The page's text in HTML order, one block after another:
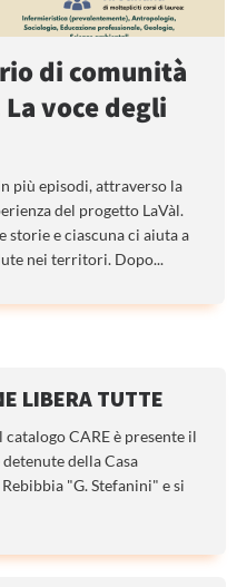
di comunità
voce degli
più episodi, attraverso la
del progetto LaVàl.
storie e ciascuna ci aiuta a
nei territori. Dopo...
LIBERA TUTTE
CARE è presente il
della Casa
"G. Stefanini" e si